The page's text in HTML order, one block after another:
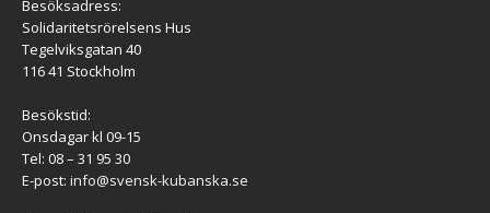
Besöksadress:
Solidaritetsrörelsens Hus
Tegelviksgatan 40
116 41 Stockholm
Besökstid:
Onsdagar kl 09-15
Tel: 08 – 31 95 30
E-post: info@svensk-kubanska.se